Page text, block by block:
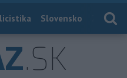
Slovensko
.SK